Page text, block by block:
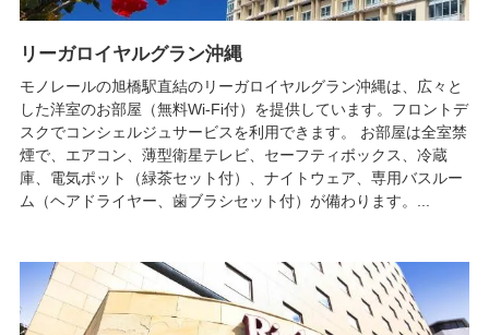
リーガロイヤルグラン沖縄
モノレールの旭橋駅直結のリーガロイヤルグラン沖縄は、広々と
した洋室のお部屋（無料Wi-Fi付）を提供しています。フロントデ
スクでコンシェルジュサービスを利用できます。 お部屋は全室禁
煙で、エアコン、薄型衛星テレビ、セーフティボックス、冷蔵
庫、電気ポット（緑茶セット付）、ナイトウェア、専用バスルー
ム（ヘアドライヤー、歯ブラシセット付）が備わります。...